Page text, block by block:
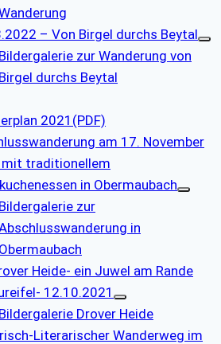
– Von Birgel durchs Beytal
Bildergalerie zur Wanderung von
Birgel durchs Beytal
2021(PDF)
am 17. November
traditionellem
in Obermaubach
Bildergalerie zur
in
Obermaubach
Heide- ein Juwel am Rande
12.10.2021
Bildergalerie Drover Heide
Literarischer Wanderweg im